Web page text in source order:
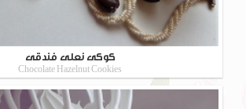
کوکی نعلی فندقی
Chocolate Hazelnut Cookies